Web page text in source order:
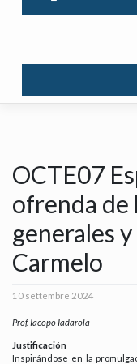
OCTE07
ofrenda de
generales
Carmelo
10 settembre 2024
Prof. Iacopo Iadarola
Justificación
Inspirándose en la